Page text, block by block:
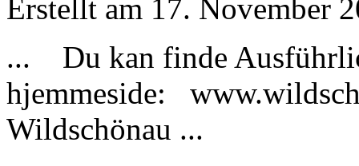
Erstellt am 17. November
... Du kan finde
hjemmeside:
Wildschönau ...